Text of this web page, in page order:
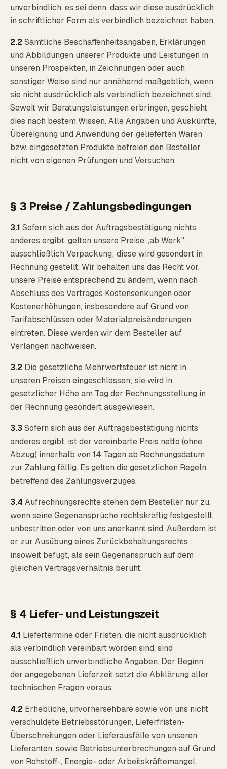
unverbindlich, es sei denn, dass wir diese ausdrücklich
in schriftlicher Form als verbindlich bezeichnet haben.
2.2Sämtliche Beschaffenheitsangaben, Erklärungen
und Abbildungen unserer Produkte und Leistungen in
unseren Prospekten, in Zeichnungen oder auch
sonstiger Weise sind nur annähernd maßgeblich, wenn
sie nicht ausdrücklich als verbindlich bezeichnet sind.
Soweit wir Beratungsleistungen erbringen, geschieht
dies nach bestem Wissen. Alle Angaben und Auskünfte,
Übereignung und Anwendung der gelieferten Waren
bzw. eingesetzten Produkte befreien den Besteller
nicht von eigenen Prüfungen und Versuchen.
§ 3 Preise / Zahlungsbedingungen
3.1 Sofern sich aus der Auftragsbestätigung nichts
anderes ergibt, gelten unsere Preise „ab Werk",
ausschließlich Verpackung; diese wird gesondert in
Rechnung gestellt. Wir behalten uns das Recht vor,
unsere Preise entsprechend zu ändern, wenn nach
Abschluss des Vertrages Kostensenkungen oder
Kostenerhöhungen, insbesondere auf Grund von
Tarifabschlüssen oder Materialpreisänderungen
eintreten. Diese werden wir dem Besteller auf
Verlangen nachweisen.
3.2 Die gesetzliche Mehrwertsteuer ist nicht in
unseren Preisen eingeschlossen; sie wird in
gesetzlicher Höhe am Tag der Rechnungsstellung in
der Rechnung gesondert ausgewiesen.
3.3 Sofern sich aus der Auftragsbestätigung nichts
anderes ergibt, ist der vereinbarte Preis netto (ohne
Abzug) innerhalb von 14 Tagen ab Rechnungsdatum
zur Zahlung fällig. Es gelten die gesetzlichen Regeln
betreffend des Zahlungsverzuges.
3.4 Aufrechnungsrechte stehen dem Besteller nur zu,
wenn seine Gegenansprüche rechtskräftig festgestellt,
unbestritten oder von uns anerkannt sind. Außerdem ist
er zur Ausübung eines Zurückbehaltungsrechts
insoweit befugt, als sein Gegenanspruch auf dem
gleichen Vertragsverhältnis beruht.
§ 4 Liefer- und Leistungszeit
4.1 Liefertermine oder Fristen, die nicht ausdrücklich
als verbindlich vereinbart worden sind, sind
ausschließlich unverbindliche Angaben. Der Beginn
der angegebenen Lieferzeit setzt die Abklärung aller
technischen Fragen voraus.
4.2 Erhebliche, unvorhersehbare sowie von uns nicht
verschuldete Betriebsstörungen, Lieferfristen-
Überschreitungen oder Lieferausfälle von unseren
Lieferanten, sowie Betriebsunterbrechungen auf Grund
von Rohstoff-, Energie- oder Arbeitskräftemangel,